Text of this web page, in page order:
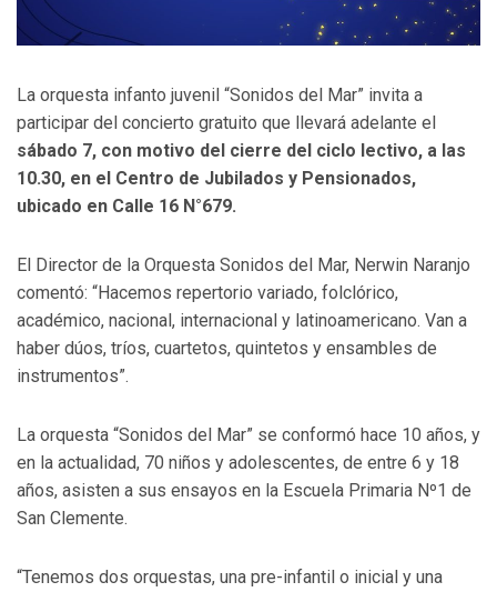
La orquesta infanto juvenil “Sonidos del Mar” invita a
participar del concierto gratuito que llevará adelante el
sábado 7, con motivo del cierre del ciclo lectivo, a las
10.30, en el Centro de Jubilados y Pensionados,
ubicado en Calle 16 N°679.
El Director de la Orquesta Sonidos del Mar, Nerwin Naranjo
comentó: “Hacemos repertorio variado, folclórico,
académico, nacional, internacional y latinoamericano. Van a
haber dúos, tríos, cuartetos, quintetos y ensambles de
instrumentos”.
La orquesta “Sonidos del Mar” se conformó hace 10 años, y
en la actualidad, 70 niños y adolescentes, de entre 6 y 18
años, asisten a sus ensayos en la Escuela Primaria Nº1 de
San Clemente.
“Tenemos dos orquestas, una pre-infantil o inicial y una